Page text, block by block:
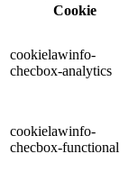
Cookie
cookielawinfo-
checbox-analytics
cookielawinfo-
checbox-functional